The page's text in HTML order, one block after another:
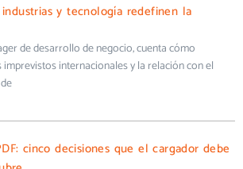
y tecnología redefinen la
de desarrollo de negocio, cuenta cómo
internacionales y la relación con el
cinco decisiones que el cargador debe